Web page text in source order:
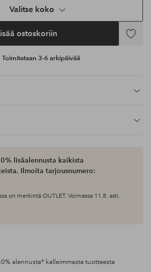
Valitse koko
ostoskoriin
Lisää
Toimitetaan 3-6 arkipäivää
lisäalennusta kaikista
Ilmoita tarjousnumero:
on merkintä OUTLET. Voimassa 11.8. asti.
alennusta* kalleimmasta tuotteesta